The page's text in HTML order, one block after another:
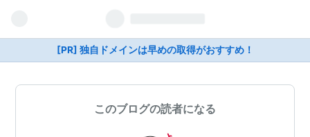
[PR] 独自ドメインは早めの取得がおすすめ！
このブログの読者になる